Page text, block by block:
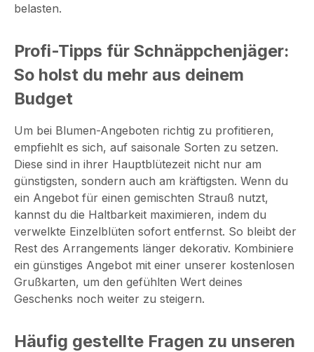
belasten.
Profi-Tipps für Schnäppchenjäger:
So holst du mehr aus deinem
Budget
Um bei Blumen-Angeboten richtig zu profitieren,
empfiehlt es sich, auf saisonale Sorten zu setzen.
Diese sind in ihrer Hauptblütezeit nicht nur am
günstigsten, sondern auch am kräftigsten. Wenn du
ein Angebot für einen gemischten Strauß nutzt,
kannst du die Haltbarkeit maximieren, indem du
verwelkte Einzelblüten sofort entfernst. So bleibt der
Rest des Arrangements länger dekorativ. Kombiniere
ein günstiges Angebot mit einer unserer kostenlosen
Grußkarten, um den gefühlten Wert deines
Geschenks noch weiter zu steigern.
Häufig gestellte Fragen zu unseren